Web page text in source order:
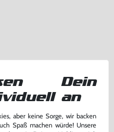
Dein
an
aber keine Sorge, wir backen
Spaß machen würde! Unsere